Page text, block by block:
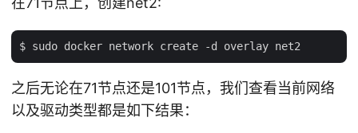
之后无论在71节点还是101节点，我们查看当前网络
以及驱动类型都是如下结果：